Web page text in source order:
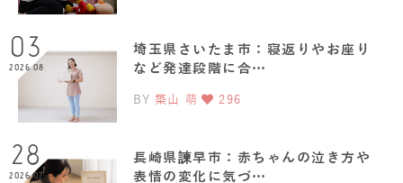
03
2026.08
埼玉県さいたま市：寝返りやお座り
など発達段階に合…
BY 築山 萌 296
28
2026.07
長崎県諫早市：赤ちゃんの泣き方や
表情の変化に気づ…